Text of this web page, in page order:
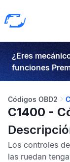
¿Eres
funciones
Códigos OBD2
C1400 -
Los controles
las ruedan